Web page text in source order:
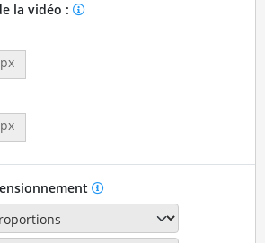
la vidéo :
px
px